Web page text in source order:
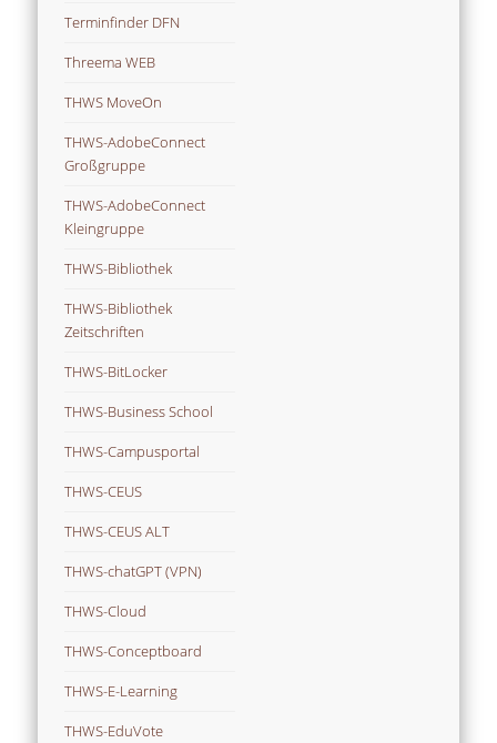
Terminfinder DFN
Threema WEB
THWS MoveOn
THWS-AdobeConnect
Großgruppe
THWS-AdobeConnect
Kleingruppe
THWS-Bibliothek
THWS-Bibliothek
Zeitschriften
THWS-BitLocker
THWS-Business School
THWS-Campusportal
THWS-CEUS
THWS-CEUS ALT
THWS-chatGPT (VPN)
THWS-Cloud
THWS-Conceptboard
THWS-E-Learning
THWS-EduVote